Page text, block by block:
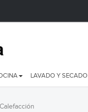
LAVADO Y SECADO
Calefacción